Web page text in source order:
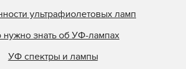
ультрафиолетовых ламп
нужно знать об УФ-лампах
УФ спектры и лампы